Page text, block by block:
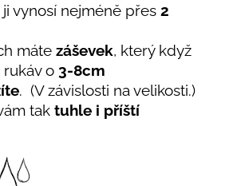
vynosí nejméně přes 2
máte záševek, který když
o 3-8cm
. (V závislosti na velikosti.)
tak tuhle i příští